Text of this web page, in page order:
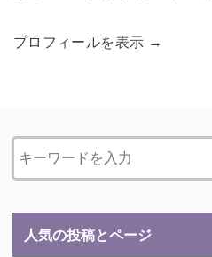
プロフィールを表示 →
人気の投稿とページ